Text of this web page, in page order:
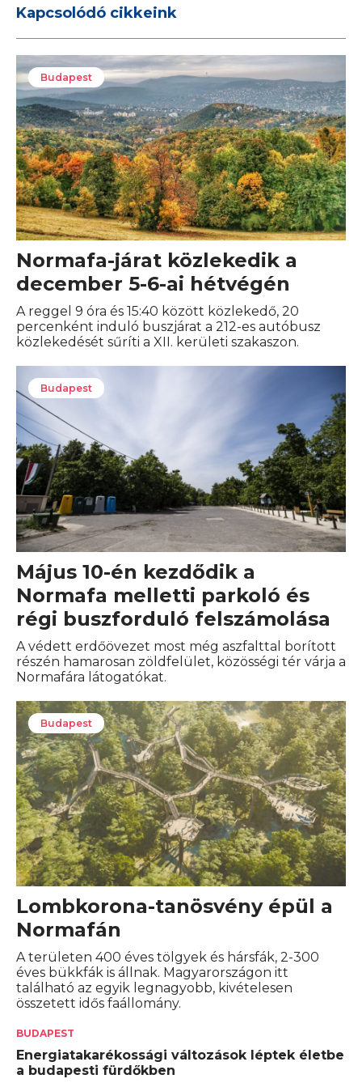
Kapcsolódó cikkeink
Budapest
Normafa-járat közlekedik a
december 5-6-ai hétvégén
A reggel 9 óra és 15:40 között közlekedő, 20
percenként induló buszjárat a 212-es autóbusz
közlekedését sűríti a XII. kerületi szakaszon.
Budapest
Május 10-én kezdődik a
Normafa melletti parkoló és
régi buszforduló felszámolása
A védett erdőövezet most még aszfalttal borított
részén hamarosan zöldfelület, közösségi tér várja a
Normafára látogatókat.
Budapest
Lombkorona-tanösvény épül a
Normafán
A területen 400 éves tölgyek és hársfák, 2-300
éves bükkfák is állnak. Magyarországon itt
található az egyik legnagyobb, kivételesen
összetett idős faállomány.
BUDAPEST
Energiatakarékossági változások léptek életbe
a budapesti fürdőkben